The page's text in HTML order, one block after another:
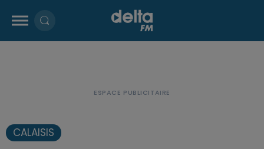
CALAISIS